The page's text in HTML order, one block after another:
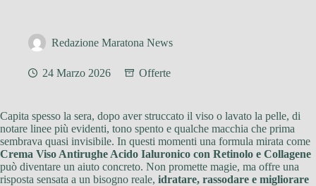
Redazione Maratona News
24 Marzo 2026 Offerte
Capita spesso la sera, dopo aver struccato il viso o lavato la pelle, di
notare linee più evidenti, tono spento e qualche macchia che prima
sembrava quasi invisibile. In questi momenti una formula mirata come
Crema Viso Antirughe Acido Ialuronico con Retinolo e Collagene
può diventare un aiuto concreto. Non promette magie, ma offre una
risposta sensata a un bisogno reale, idratare, rassodare e migliorare